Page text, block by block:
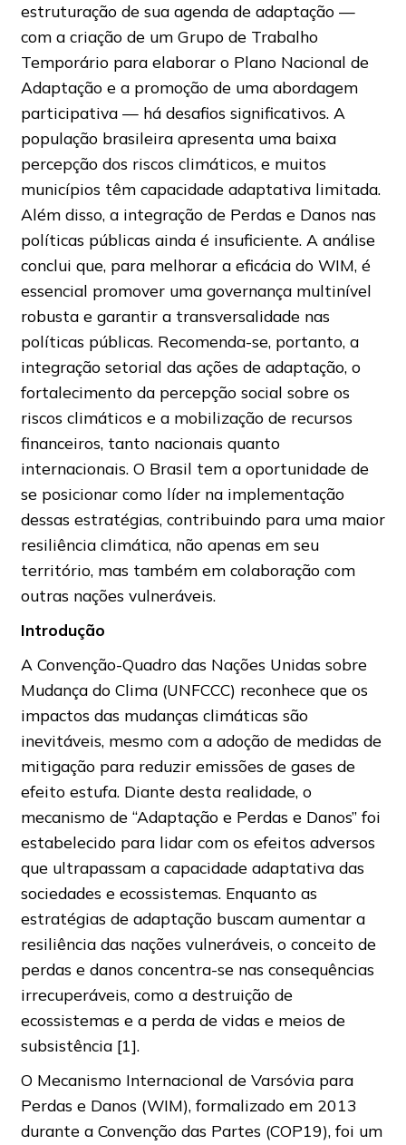
estruturação de sua agenda de adaptação —
com a criação de um Grupo de Trabalho
Temporário para elaborar o Plano Nacional de
Adaptação e a promoção de uma abordagem
participativa — há desafios significativos. A
população brasileira apresenta uma baixa
percepção dos riscos climáticos, e muitos
municípios têm capacidade adaptativa limitada.
Além disso, a integração de Perdas e Danos nas
políticas públicas ainda é insuficiente. A análise
conclui que, para melhorar a eficácia do WIM, é
essencial promover uma governança multinível
robusta e garantir a transversalidade nas
políticas públicas. Recomenda-se, portanto, a
integração setorial das ações de adaptação, o
fortalecimento da percepção social sobre os
riscos climáticos e a mobilização de recursos
financeiros, tanto nacionais quanto
internacionais. O Brasil tem a oportunidade de
se posicionar como líder na implementação
dessas estratégias, contribuindo para uma maior
resiliência climática, não apenas em seu
território, mas também em colaboração com
outras nações vulneráveis.
Introdução
A Convenção-Quadro das Nações Unidas sobre
Mudança do Clima (UNFCCC) reconhece que os
impactos das mudanças climáticas são
inevitáveis, mesmo com a adoção de medidas de
mitigação para reduzir emissões de gases de
efeito estufa. Diante desta realidade, o
mecanismo de “Adaptação e Perdas e Danos” foi
estabelecido para lidar com os efeitos adversos
que ultrapassam a capacidade adaptativa das
sociedades e ecossistemas. Enquanto as
estratégias de adaptação buscam aumentar a
resiliência das nações vulneráveis, o conceito de
perdas e danos concentra-se nas consequências
irrecuperáveis, como a destruição de
ecossistemas e a perda de vidas e meios de
subsistência [1].
O Mecanismo Internacional de Varsóvia para
Perdas e Danos (WIM), formalizado em 2013
durante a Convenção das Partes (COP19), foi um